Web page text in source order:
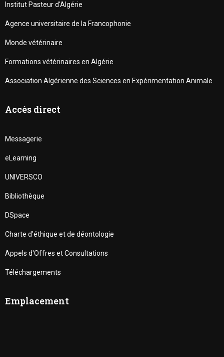
Institut Pasteur d'Algérie
Agence universitaire de la Francophonie
Monde vétérinaire
Formations vétérinaires en Algérie
Association Algérienne des Sciences en Expérimentation Animale
Accès direct
Messagerie
eLearning
UNIVERSCO
Bibliothèque
DSpace
Charte d'éthique et de déontologie
Appels d'Offres et Consultations
Téléchargements
Emplacement